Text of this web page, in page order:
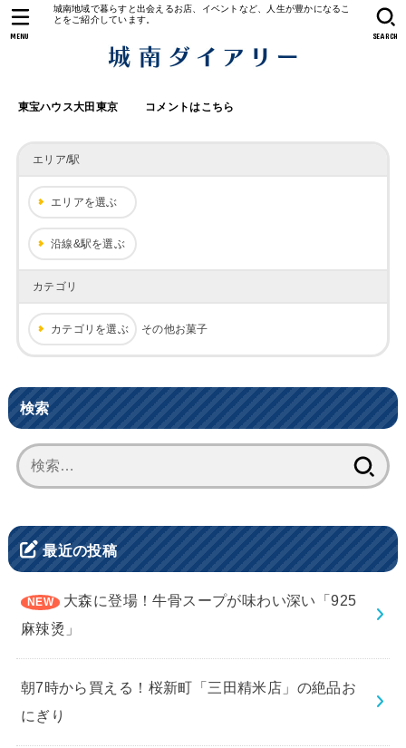
城南地域で暮らすと出会えるお店、イベントなど、人生が豊かになるこ
とをご紹介しています。
東宝ハウス大田東京 コメントはこちら
SEARCH
MENU
エリア/駅
エリアを選ぶ
沿線&駅を選ぶ
カテゴリ
カテゴリを選ぶ その他お菓子
検索
索:
最近の投稿
大森に登場！牛骨スープが味わい深い「925
麻辣烫」
朝7時から買える！桜新町「三田精米店」の絶品お
にぎり